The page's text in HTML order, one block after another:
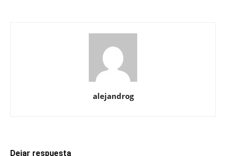
alejandrog
Dejar respuesta